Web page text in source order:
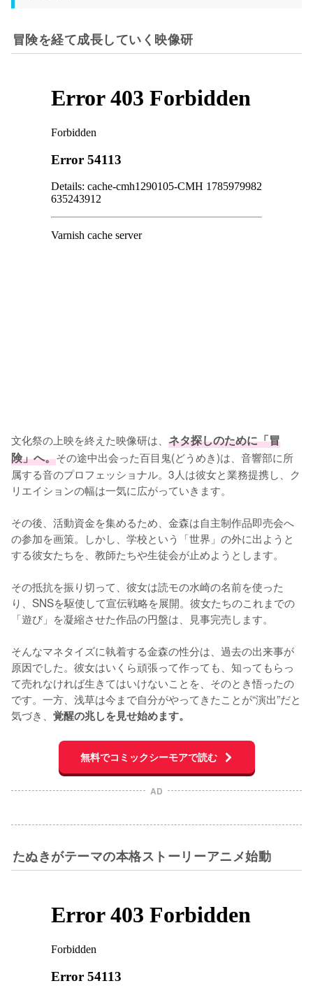
冒険を経て成長していく映像研
文化祭の上映を終えた映像研は、 ネタ探しのために「冒
険」へ。その途中出会った百目鬼(どうめき)は、音響部に所
属する音のプロフェッショナル。3人は彼女と業務提携し、ク
リエイションの幅は一気に広がっていきます。
その後、活動資金を集めるため、金森は自主制作品即売会へ
の参加を画策。しかし、学校という「世界」の外に出ようと
する彼女たちを、教師たちや生徒会が止めようとします。
その抵抗を振り切って、彼女は読モの水崎の名前を使った
り、SNSを駆使して宣伝戦略を展開。彼女たちのこれまでの
「遊び」を凝縮させた作品の円盤は、見事完売します。
そんなマネタイズに執着する金森の性分は、過去の出来事が
原因でした。彼女はいくら頑張って作っても、知ってもらっ
て売れなければ生きてはいけないことを、そのとき悟ったの
です。一方、浅草は今まで自分がやってきたことが“演出”だと
気づき、 覚醒の兆しを見せ始めます。
無料でコミックシーモアで読む
AD
たぬきがテーマの本格ストーリーアニメ始動